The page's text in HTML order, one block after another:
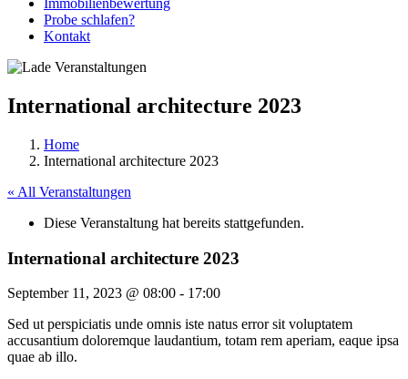
Immobilienbewertung
Probe schlafen?
Kontakt
International architecture 2023
Home
International architecture 2023
« All Veranstaltungen
Diese Veranstaltung hat bereits stattgefunden.
International architecture 2023
September 11, 2023 @ 08:00 - 17:00
Sed ut perspiciatis unde omnis iste natus error sit voluptatem
accusantium doloremque laudantium, totam rem aperiam, eaque ipsa
quae ab illo.